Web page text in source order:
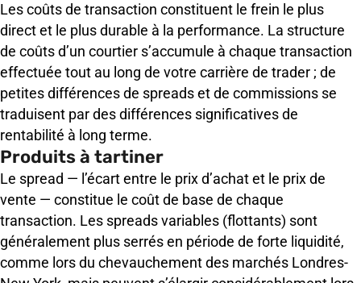
Les coûts de transaction constituent le frein le plus
direct et le plus durable à la performance. La structure
de coûts d’un courtier s’accumule à chaque transaction
effectuée tout au long de votre carrière de trader ; de
petites différences de spreads et de commissions se
traduisent par des différences significatives de
rentabilité à long terme.
Produits à tartiner
Le spread — l’écart entre le prix d’achat et le prix de
vente — constitue le coût de base de chaque
transaction. Les spreads variables (flottants) sont
généralement plus serrés en période de forte liquidité,
comme lors du chevauchement des marchés Londres-